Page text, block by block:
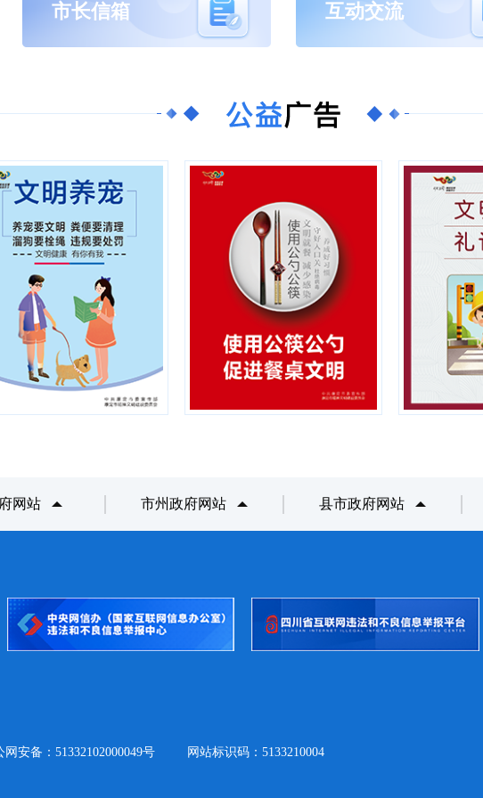
市长信箱 互动交流
网站 市州政府网站 县市政府网站
网安备：51332102000049号 网站标识码：5133210004